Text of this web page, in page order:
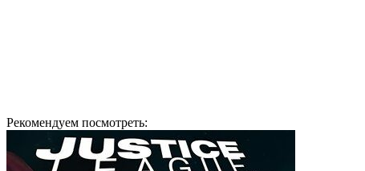
Рекомендуем посмотреть: